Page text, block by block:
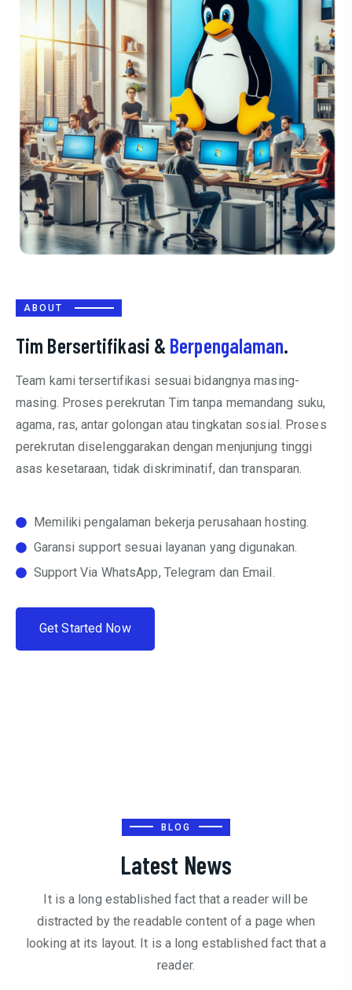
ABOUT
Tim Bersertifikasi & Berpengalaman.
Team kami tersertifikasi sesuai bidangnya masing-
masing. Proses perekrutan Tim tanpa memandang suku,
agama, ras, antar golongan atau tingkatan sosial. Proses
perekrutan diselenggarakan dengan menjunjung tinggi
asas kesetaraan, tidak diskriminatif, dan transparan.
Memiliki pengalaman bekerja perusahaan hosting.
Garansi support sesuai layanan yang digunakan.
Support Via WhatsApp, Telegram dan Email.
Get Started Now
BLOG
Latest News
It is a long established fact that a reader will be
distracted by the readable content of a page when
looking at its layout. It is a long established fact that a
reader.